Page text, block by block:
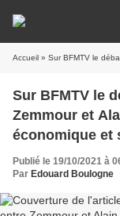
Accueil » Sur BFMTV le débat incisif
Sur BFMTV le
Zemmour et
économique et
Publié le 19/10/2021 à
Par Edouard Boulogne